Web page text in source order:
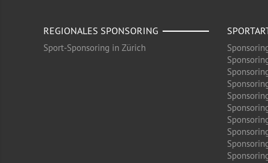
REGIONALES SPONSORING
Sport-Sponsoring in Zürich